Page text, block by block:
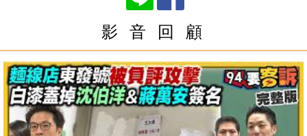
影 音 回 顧